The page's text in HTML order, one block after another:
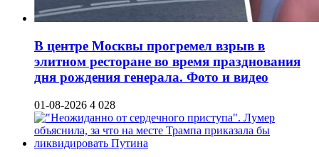
В центре Москвы прогремел взрыв в
элитном ресторане во время празднования
дня рождения генерала. Фото и видео
01-08-2026 4 028